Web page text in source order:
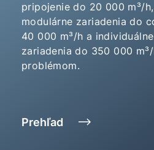
pripojenie do 20 000 m³/h,
modulárne zariadenia do
40 000 m³/h a individuálne
zariadenia do 350 000
problémom.
Prehľad